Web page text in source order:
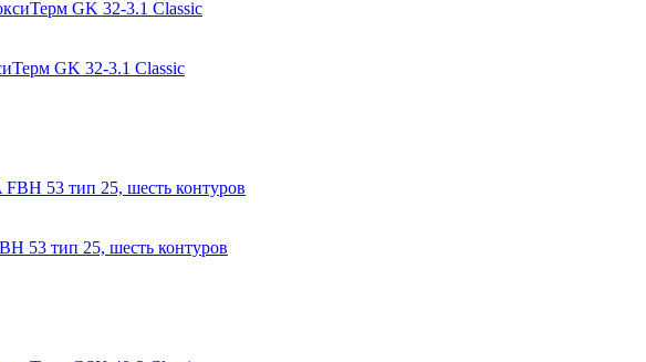
GK 32-3.1 Classic
53 тип 25, шесть контуров